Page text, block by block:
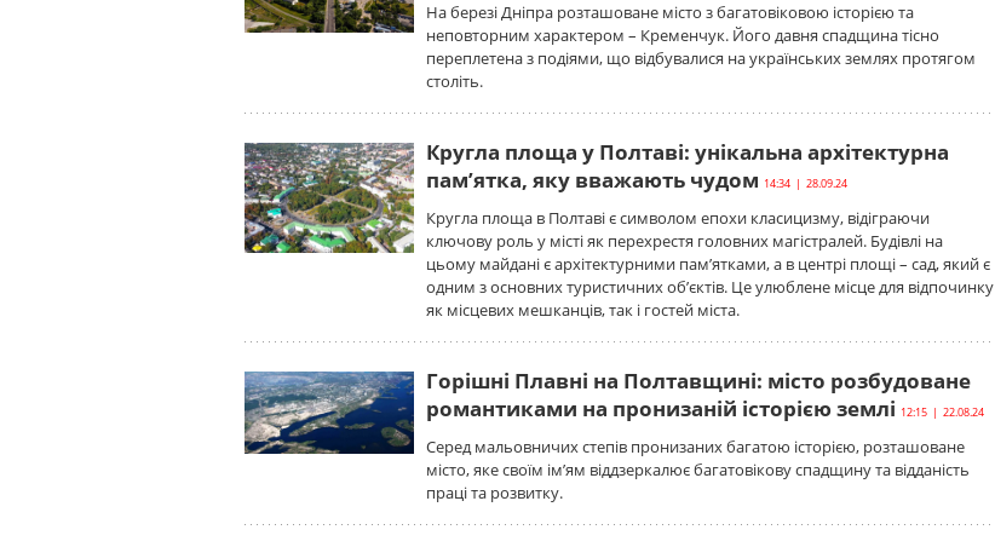
На березі Дніпра розташоване місто з багатовіковою історією та
неповторним характером – Кременчук. Його давня спадщина тісно
переплетена з подіями, що відбувалися на українських землях протягом
століть.
Кругла площа у Полтаві: унікальна архітектурна
пам’ятка, яку вважають чудом 14:34 | 28.09.24
Кругла площа в Полтаві є символом епохи класицизму, відіграючи
ключову роль у місті як перехрестя головних магістралей. Будівлі на
цьому майдані є архітектурними пам’ятками, а в центрі площі – сад, який є
одним з основних туристичних об’єктів. Це улюблене місце для відпочинку
як місцевих мешканців, так і гостей міста.
Горішні Плавні на Полтавщині: місто розбудоване
романтиками на пронизаній історією землі 12:15 | 22.08.24
Серед мальовничих степів пронизаних багатою історією, розташоване
місто, яке своїм ім’ям віддзеркалює багатовікову спадщину та відданість
праці та розвитку.